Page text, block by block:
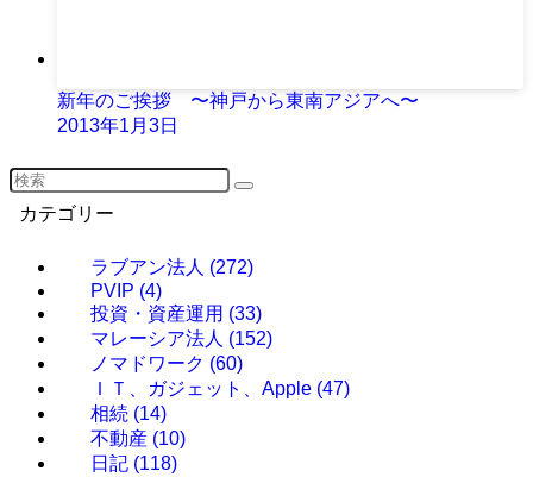
新年のご挨拶 〜神戸から東南アジアへ〜
2013年1月3日
カテゴリー
ラブアン法人 (272)
PVIP (4)
投資・資産運用 (33)
マレーシア法人 (152)
ノマドワーク (60)
ＩＴ、ガジェット、Apple (47)
相続 (14)
不動産 (10)
日記 (118)